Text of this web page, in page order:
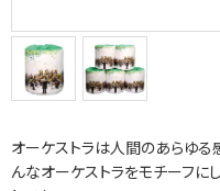
オーケストラは人間のあらゆ
んなオーケストラをモチーフに